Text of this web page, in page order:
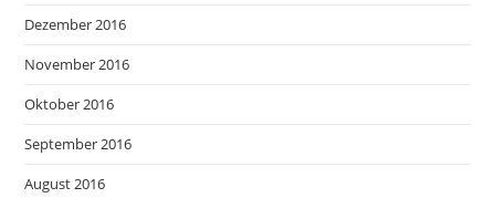
Dezember 2016
November 2016
Oktober 2016
September 2016
August 2016